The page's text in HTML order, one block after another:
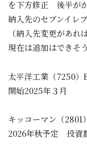
を下方修正 後半が
納入先のセブンイレ
（納入先変更があれ
現在は追加はできそ
太平洋工業（7250
開始2025年３月
キッコーマン（
2026年秋予定 投資